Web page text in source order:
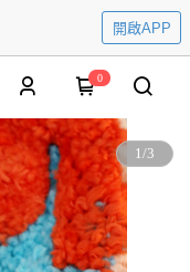
開啟APP
0
1/3